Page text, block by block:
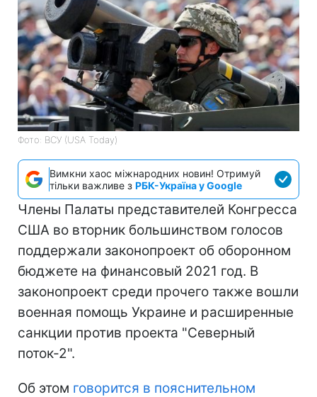
Фото: ВСУ (USA Today)
Вимкни хаос міжнародних новин! Отримуй
тільки важливе з РБК-Україна у Google
Члены Палаты представителей Конгресса
США во вторник большинством голосов
поддержали законопроект об оборонном
бюджете на финансовый 2021 год. В
законопроект среди прочего также вошли
военная помощь Украине и расширенные
санкции против проекта "Северный
поток-2".
Об этом говорится в пояснительном